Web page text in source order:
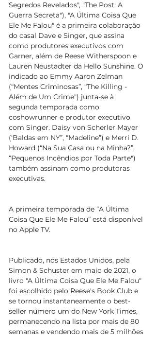
Segredos Revelados", "The Post: A
Guerra Secreta"), "A Última Coisa Que
Ele Me Falou" é a primeira colaboração
do casal Dave e Singer, que assina
como produtores executivos com
Garner, além de Reese Witherspoon e
Lauren Neustadter da Hello Sunshine. O
indicado ao Emmy Aaron Zelman
(“Mentes Criminosas”, “The Killing -
Além de Um Crime") junta-se à
segunda temporada como
coshowrunner e produtor executivo
com Singer. Daisy von Scherler Mayer
(‘Baldas em NY”, “Madeline”) e Merri D.
Howard (“Na Sua Casa ou na Minha?”,
“Pequenos Incêndios por Toda Parte")
também assinam como produtoras
executivas.
A primeira temporada de “A Última
Coisa Que Ele Me Falou” está disponível
no Apple TV.
Publicado, nos Estados Unidos, pela
Simon & Schuster em maio de 2021, o
livro "A Última Coisa Que Ele Me Falou"
foi escolhido pelo Reese's Book Club e
se tornou instantaneamente o best-
seller número um do New York Times,
permanecendo na lista por mais de 80
semanas e vendendo mais de 5 milhões